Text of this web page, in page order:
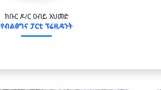
ክቡር ዶ/ር ዐብይ አህመድ
የብልፅግና ፓርቲ ፕሬዚዳንት